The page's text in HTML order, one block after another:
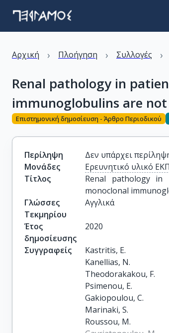
Αρχική › Πλοήγηση › Συλλογές ›
Renal pathology in
immunoglobulins are
Επιστημονική δημοσίευση - Άρθρο Περιοδικού
Περίληψη
Δεν υπάρχει
Μονάδες
Ερευνητικό υλικό
Τίτλος
Renal pathology in
monoclonal
Γλώσσες
Τεκμηρίου
Αγγλικά
Έτος
δημοσίευσης
2020
Συγγραφείς
Kastritis, E.
Kanellias, N.
Theodorakakou, F.
Psimenou, E.
Gakiopoulou, C.
Marinaki, S.
Roussou, M.